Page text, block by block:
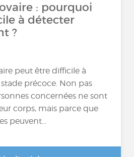
: pourquoi
à détecter
?
peut être difficile à
précoce. Non pas
concernées ne sont
corps, mais parce que
peuvent...